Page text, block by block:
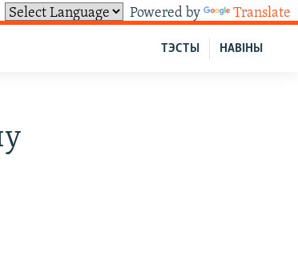
Powered by Translate
НАВІНЫ
ТЭСТЫ